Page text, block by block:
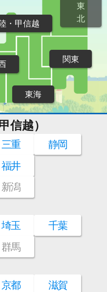
東
北
関東
・甲信越
東海
信越）
三重
静岡
福井
新潟
埼玉
千葉
群馬
京都
滋賀